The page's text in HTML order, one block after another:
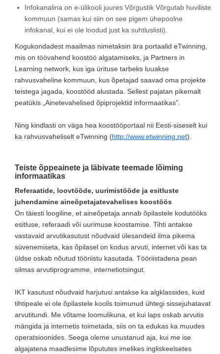
Infokanalina on e-ülikooli juures Võrgustik Võrgutab huviliste
kommuun (samas kui siin on see pigem ühepoolne
infokanal, kui ei ole loodud just ka suhtluslisti).
Kogukondadest maailmas nimetaksin ära portaalid eTwinning,
mis on töövahend koostöö algatamiseks, ja Partners in
Learning network, kus iga ürituse tarbeks luuakse
rahvusvaheline kommuun, kus õpetajad saavad oma projekte
teistega jagada, koostööd alustada. Sellest pajatan pikemalt
peatükis „Ainetevahelised õpiprojektid informaatikas”.
Ning kindlasti on väga hea koostööportaal nii Eesti-siseselt kui
ka rahvusvaheliselt eTwinning (http://www.etwinning.net).
Teiste õppeainete ja läbivate teemade lõiming
informaatikas
Referaatide, loovtööde, uurimistööde ja esitluste
juhendamine aineõpetajatevahelises koostöös
On täiesti loogiline, et aineõpetaja annab õpilastele kodutööks
esitluse, referaadi või uurimuse koostamise. Tihti antakse
vastavaid arvutikasutust nõudvaid ülesandeid ilma pikema
süvenemiseta, kas õpilasel on kodus arvuti, internet või kas ta
üldse oskab nõutud tööriistu kasutada. Tööriistadena pean
silmas arvutiprogramme, internetiotsingut.
IKT kasutust nõudvaid harjutusi antakse ka algklassides, kuid
tihtipeale ei ole õpilastele koolis toimunud ühtegi sissejuhatavat
arvutitundi. Me võtame loomulikuna, et kui laps oskab arvutis
mängida ja internetis toimetada, siis on ta edukas ka muudes
operatsioonides. Seega oleme unustanud aja, kui me ise
algajatena maadlesime lõpututes imelikes ingliskeelsetes